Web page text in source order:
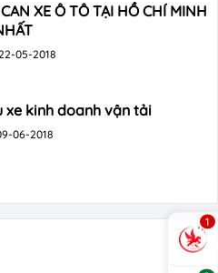
XE Ô TÔ TẠI HỒ CHÍ MINH
05-2018
xe kinh doanh vận tải
06-2018
1